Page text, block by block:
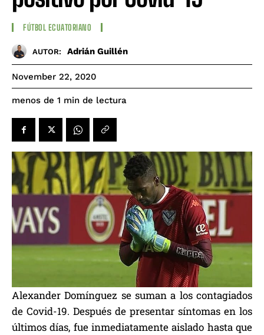
FÚTBOL ECUATORIANO
AUTOR: Adrián Guillén
November 22, 2020
menos de 1 min de lectura
Alexander Domínguez se suman a los contagiados
de Covid-19. Después de presentar síntomas en los
últimos días, fue inmediatamente aislado hasta que